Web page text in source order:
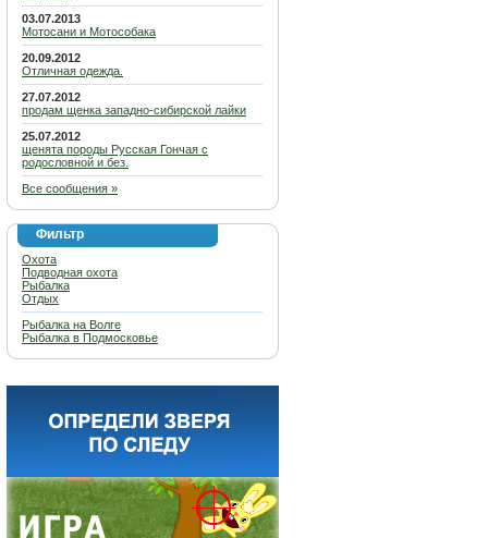
03.07.2013
Мотосани и Мотособака
20.09.2012
Отличная одежда.
27.07.2012
продам щенка западно-сибирской лайки
25.07.2012
щенята породы Русская Гончая с
родословной и без.
Все сообщения »
Фильтр
Охота
Подводная охота
Рыбалка
Отдых
Рыбалка на Волге
Рыбалка в Подмосковье